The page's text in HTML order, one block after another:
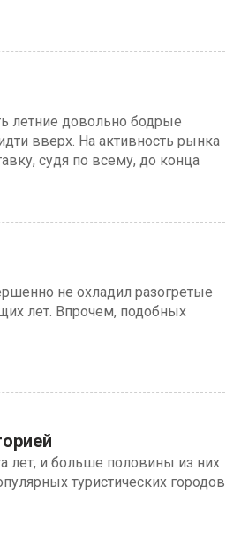
летние довольно бодрые
вверх. На активность рынка
судя по всему, до конца
не охладил разогретые
лет. Впрочем, подобных
лет, и больше половины из них
туристических городов